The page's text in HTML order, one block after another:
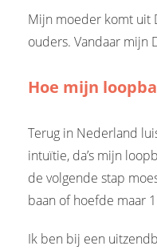
Mijn moeder komt uit
ouders. Vandaar mijn
Hoe mijn
Terug in Nederland
intuïtie, da’s mijn
de volgende stap
baan of hoefde maar
Ik ben bij een